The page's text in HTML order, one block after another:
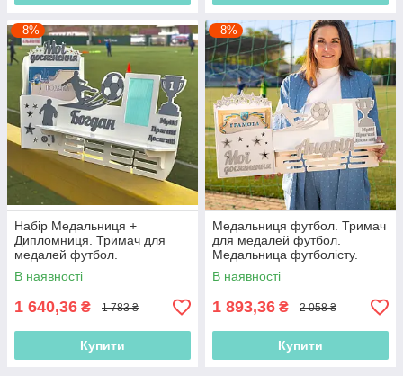
–8%
Набір Медальниця +
Дипломниця. Тримач для
медалей футбол.
Медальница футболісту.
Холдер футбол
В наявності
1 640,36 ₴ 1 783 ₴
Купити
–8%
Медальниця футбол. Тримач
для медалей футбол.
Медальница футболісту.
Полиця для нагород
футболіста
В наявності
1 893,36 ₴ 2 058 ₴
Купити